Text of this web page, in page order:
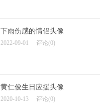
下雨伤感的情侣头像
2022-09-01 评论(0)
黄仁俊生日应援头像
2020-10-13 评论(0)